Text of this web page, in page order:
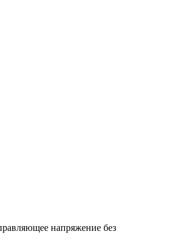
напряжение без